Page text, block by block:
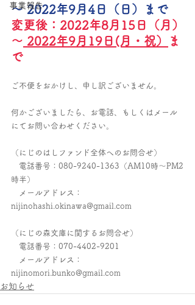
事業報告
～ 2022年9月4日（日）まで
変更後：2022年8月15日（月）
～ 2022年9月19日(月・祝）
ま
で
ご不便をおかけし、申し訳ございません。
何かございましたら、お電話、もしくはメール
にてお問い合わせください。
（にじのはしファンド全体へのお問合せ）
電話番号：080-9240-1363（AM10時～PM2
時半）
メールアドレス：
nijinohashi.okinawa@gmail.com
（にじの森文庫に関するお問合せ）
電話番号： 070-4402-9201
メールアドレス：
nijinomori.bunko@gmail.com
お知らせ